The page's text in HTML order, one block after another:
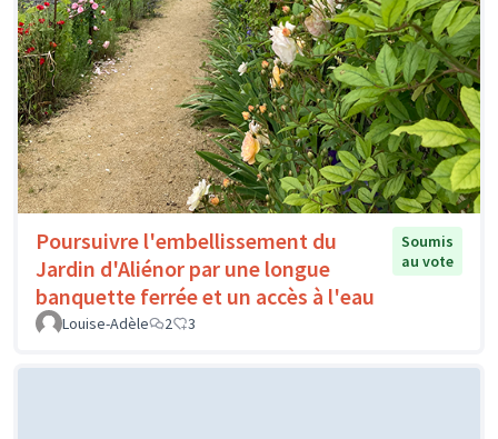
Poursuivre l'embellissement du
Jardin d'Aliénor par une longue
banquette ferrée et un accès à l'eau
Soumis
au vote
Louise-Adèle 2 3